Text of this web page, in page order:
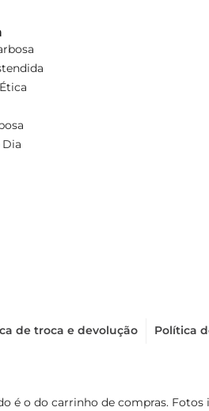
de troca e devolução Política
é o do carrinho de compras.